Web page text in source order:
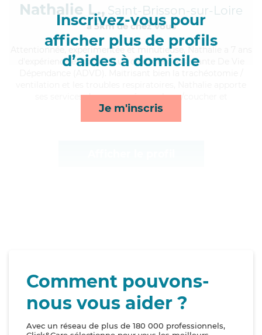
Inscrivez-vous pour
afficher plus de profils
d’aides à domicile
Je m'inscris
Nathalie L., Saint-Brisson-sur-Loire
à 5km de chez Vous
, expérimentée et minutieuse, Nathalie a 7 ans
d'expérience et possède un diplôme d'Assistante De Vie
ses services de repas, ménage, lever/coucher et
courses/livraison*
Comment pouvons-
nous vous aider ?
Avec un réseau de plus de 180 000 professionnels,